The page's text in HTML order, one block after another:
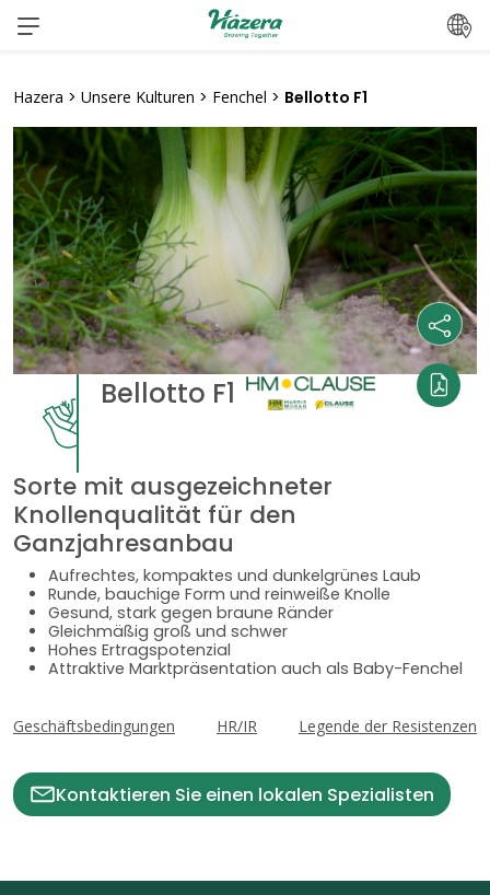
Zum
Inhalt
Hazera > Unsere Kulturen > Fenchel > Bellotto F1
Bellotto F1
Sorte mit ausgezeichneter
Knollenqualität für den
Ganzjahresanbau
Aufrechtes, kompaktes und dunkelgrünes Laub
Runde, bauchige Form und reinweiße Knolle
Gesund, stark gegen braune Ränder
Gleichmäßig groß und schwer
Hohes Ertragspotenzial
Attraktive Marktpräsentation auch als Baby-Fenchel
Geschäftsbedingungen HR/IR Legende der Resistenzen
Kontaktieren Sie einen lokalen Spezialisten